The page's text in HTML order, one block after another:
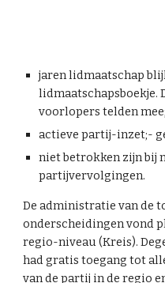
jaren lidmaatschap
lidmaatschapsboekje.
voorlopers telden mee;
actieve partij-inzet;-
niet betrokken zijn bij
partijvervolgingen.
De administratie van de
onderscheidingen vond
regio-niveau (Kreis).
had gratis toegang tot
van de partij in de regio